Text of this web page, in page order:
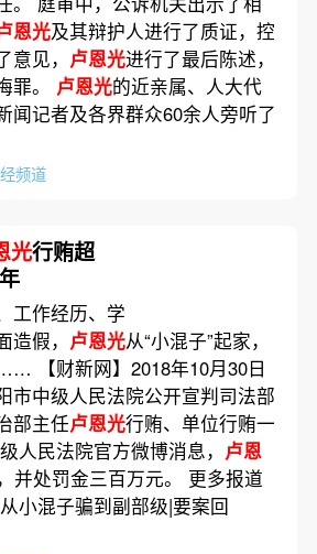
恩光及其辩护人进行了质证，控
见， 卢恩光进行了最后陈述，
罪。 卢恩光的近亲属、人大代
闻记者及各界群众60余人旁听了
频道
光行贿超
工作经历、学
假， 卢恩光从“小混子”起家，
【财新网】2018年10月30日
市中级人民法院公开宣判司法部
部主任卢恩光行贿、单位行贿一
人民法院官方微博消息， 卢恩
并处罚金三百万元。 更多报道
小混子骗到副部级|要案回